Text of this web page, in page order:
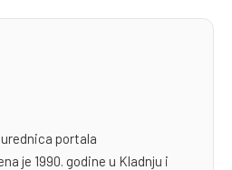
portala
je 1990. godine u Kladnju i